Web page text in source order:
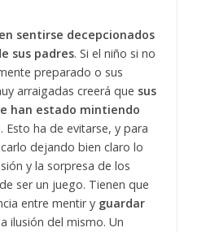
sentirse decepcionados
sus padres. Si el niño si no
preparado o sus
arraigadas creerá que sus
han estado mintiendo
ha de evitarse, y para
dejando bien claro lo
y la sorpresa de los
ser un juego. Tienen que
entre mentir y guardar
ilusión del mismo. Un